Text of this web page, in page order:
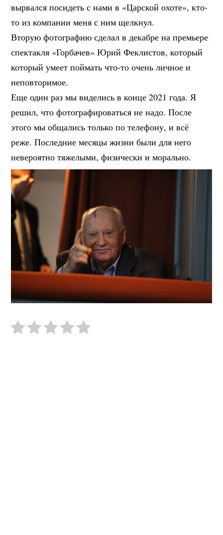
вырвался посидеть с нами в «Царской охоте», кто-
то из компании меня с ним щелкнул.
Вторую фотографию сделал в декабре на премьере
спектакля «Горбачев» Юрий Феклистов, который
который умеет поймать что-то очень личное и
неповторимое.
Еще один раз мы виделись в конце 2021 года. Я
решил, что фотографироваться не надо. После
этого мы общались только по телефону, и всё
реже. Последние месяцы жизни были для него
невероятно тяжелыми, физически и морально.